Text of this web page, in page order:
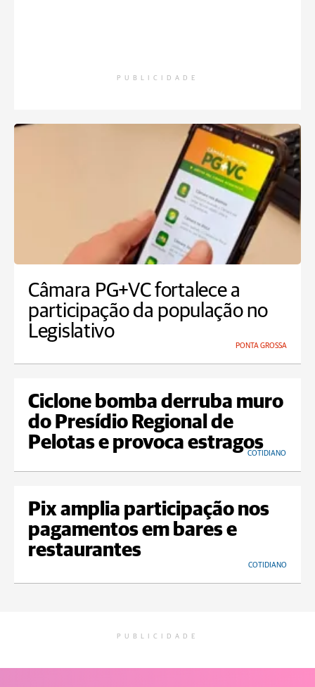
PUBLICIDADE
Câmara PG+VC fortalece a
participação da população no
Legislativo
PONTA GROSSA
Ciclone bomba derruba muro
do Presídio Regional de
Pelotas e provoca estragos
COTIDIANO
Pix amplia participação nos
pagamentos em bares e
restaurantes
COTIDIANO
PUBLICIDADE